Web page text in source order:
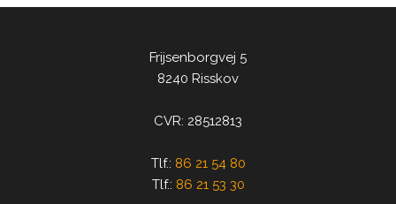
​Frijsenborgvej 5
8240 Risskov
CVR: 28512813​
​Tlf.: 86 21 54 80
Tlf.: 86 21 53 30